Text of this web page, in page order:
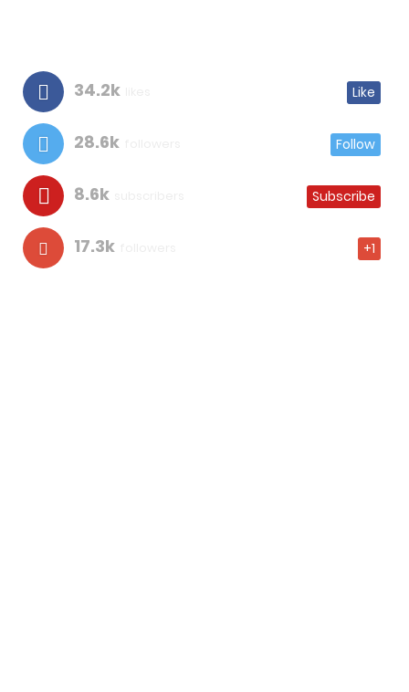
34.2k Like
28.6k Follow
8.6k Subscribe
17.3k +1